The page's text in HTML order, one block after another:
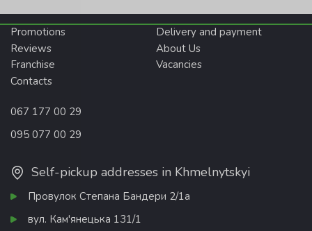
Promotions
Delivery and payment
Reviews
About Us
Franchise
Vacancies
Contacts
067 177 00 29
095 077 00 29
Self-pickup addresses in Khmelnytskyi
Провулок Степана Бандери 2/1а
вул. Кам'янецька 131/1